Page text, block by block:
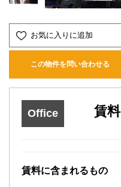
お気に入りに追加
この物件を問い合わせる
Office 賃料
賃料に含まれるもの